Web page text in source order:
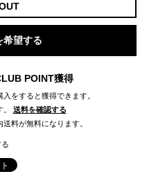
希望する
POINT獲得
入をすると獲得できます。
送料を確認する
料が無料になります。